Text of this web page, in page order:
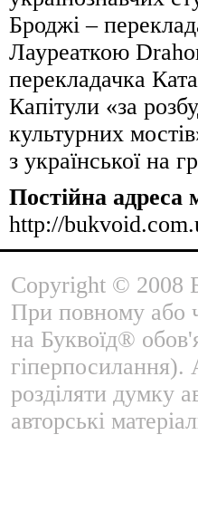
Броджі –
Лауреаткою
перекладачка
Капітули «за
культурних
з української на
Постійна адреса
http://
Copyright © 2008
При повному або
на Буквоїд®
гіперпосилання).
розділяти думку
авторські